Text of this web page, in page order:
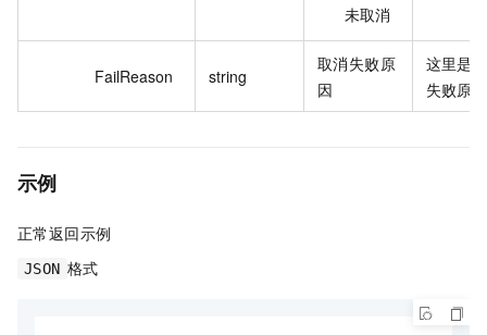
未取消
FailReason string
取消失败原
因
这里是
失败原因
示例
正常返回示例
JSON 格式